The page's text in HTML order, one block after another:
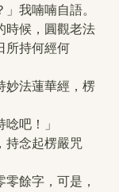
」我喃喃自語。
時候，圓觀老法
所持何經何
妙法蓮華經，楞
吧！」
持念起楞嚴咒
餘字，可是，